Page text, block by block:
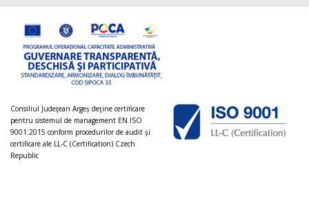
Consiliul Judeţean Argeș deţine certificare
pentru sistemul de management EN ISO
9001:2015 conform procedurilor de audit şi
certificare ale LL-C (Certification) Czech
Republic